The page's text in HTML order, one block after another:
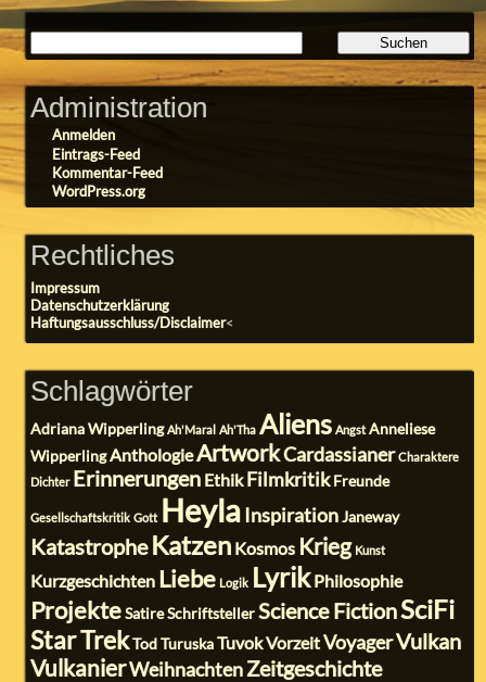
Administration
Anmelden
Eintrags-Feed
Kommentar-Feed
WordPress.org
Rechtliches
Impressum
Datenschutzerklärung
Haftungsausschluss/Disclaimer<
Schlagwörter
Adriana Wipperling Ah'Maral Ah'Tha Aliens Angst Anneliese
WipperlingAnthologieArtworkCardassianer Charaktere
Dichter Erinnerungen EthikFilmkritik Freunde
Gesellschaftskritik Gott HeylaInspiration Janeway
Katastrophe Katzen Kosmos Krieg Kunst
Kurzgeschichten Liebe Logik LyrikPhilosophie
Projekte SatireSchriftsteller Science FictionSciFi
Star TrekTod Turuska TuvokVorzeitVoyagerVulkan
VulkanierWeihnachtenZeitgeschichte